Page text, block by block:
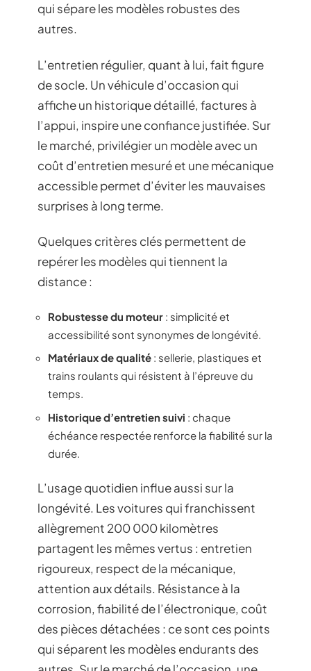
qui sépare les modèles robustes des
autres.
L’entretien régulier, quant à lui, fait figure
de socle. Un véhicule d’occasion qui
affiche un historique détaillé, factures à
l’appui, inspire une confiance justifiée. Sur
le marché, privilégier un modèle avec un
coût d’entretien mesuré et une mécanique
accessible permet d’éviter les mauvaises
surprises à long terme.
Quelques critères clés permettent de
repérer les modèles qui tiennent la
distance :
Robustesse du moteur : simplicité et
accessibilité sont synonymes de longévité.
Matériaux de qualité : sellerie, plastiques et
trains roulants qui résistent à l’épreuve du
temps.
Historique d’entretien suivi : chaque
échéance respectée renforce la fiabilité sur la
durée.
L’usage quotidien influe aussi sur la
longévité. Les voitures qui franchissent
allègrement 200 000 kilomètres
partagent les mêmes vertus : entretien
rigoureux, respect de la mécanique,
attention aux détails. Résistance à la
corrosion, fiabilité de l’électronique, coût
des pièces détachées : ce sont ces points
qui séparent les modèles endurants des